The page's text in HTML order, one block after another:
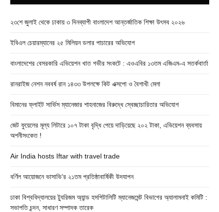
২৩শে জুলাই থেকে ঢাকায় ৩ দিনব্যাপী বাংলাদেশ আন্তর্জাতিক শিক্ষা উৎসব ২০২৬
ইবিএল চেয়ারম্যানের ২৫ মিলিয়ন ডলার পাচারের অভিযোগ
বাংলাদেশের বেসরকারি এভিয়েশন খাত গভীর সংকটে : এওএবির ১৩তম এজিএম-এ সতর্কবার্তা
রানরাইজ নেশন নববর্ষ রান ১৪৩৩ উপলক্ষে কিট এক্সপো ও বৈশাখী মেলা
বিমানের ফ্লাইট সার্ভিস ম্যানেজার শাহনাজের বিরুদ্ধে স্বেচ্ছাচারিতার অভিযোগ
জেট ফুয়েলের মূল্য লিটারে ১০৭ টাকা বৃদ্ধি পেয়ে দাড়িয়েছে ২০২ টাকা, এভিয়েশন ব্যবসায়
অশনীসংকেত !
Air India hosts Iftar with travel trade
বর্ণিল আয়োজনে ভাসাভি’র ২১তম প্রতিষ্ঠাবার্ষিকী উদযাপন
ঢাকা বিশ্ববিদ্যালয়ের ট্যুরিজম অ্যান্ড হসপিটালিটি ম্যানেজমেন্ট বিভাগের অ্যালামনাই কমিটি :
সভাপতি চন্দন, সাধারণ সম্পাদক তারেক